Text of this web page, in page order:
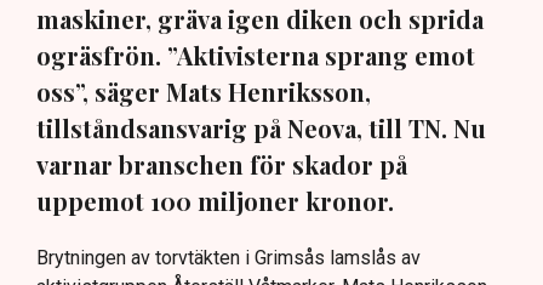
maskiner, gräva igen diken och sprida
ogräsfrön. ”Aktivisterna sprang emot
oss”, säger Mats Henriksson,
tillståndsansvarig på Neova, till TN. Nu
varnar branschen för skador på
uppemot 100 miljoner kronor.
Brytningen av torvtäkten i Grimsås lamslås av